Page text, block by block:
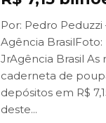
Por: Pedro
Agência
JrAgência Brasil As
caderneta de
depósitos em R$
deste...